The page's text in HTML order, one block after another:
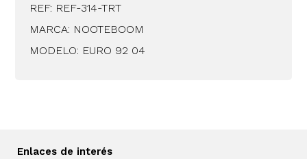
REF: REF-314-TRT
MARCA: NOOTEBOOM
MODELO: EURO 92 04
Enlaces de interés